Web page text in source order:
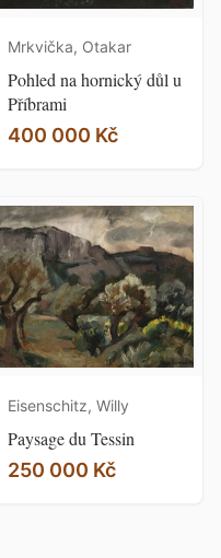
Mrkvička, Otakar
Pohled na hornický důl u
Příbrami
400 000 Kč
Eisenschitz, Willy
Paysage du Tessin
250 000 Kč